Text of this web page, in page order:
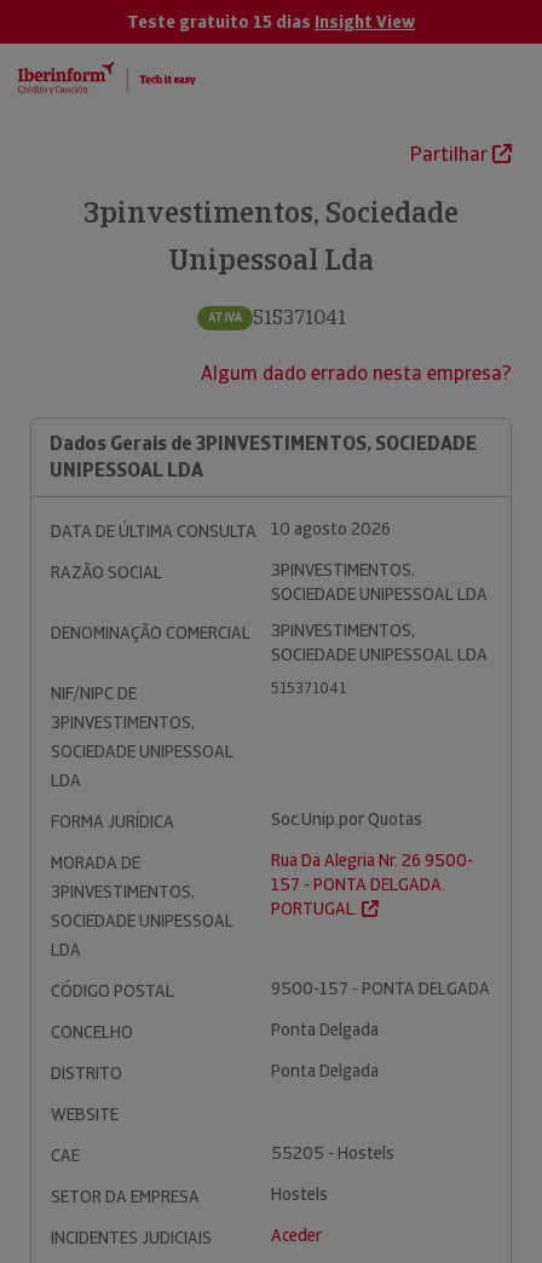
Teste gratuito 15 dias Insight View
Partilhar
3pinvestimentos, Sociedade
Unipessoal Lda
ATIVA 515371041
Algum dado errado nesta empresa?
Dados Gerais de 3PINVESTIMENTOS, SOCIEDADE
UNIPESSOAL LDA
DATA DE ÚLTIMA CONSULTA
10 agosto 2026
RAZÃO SOCIAL
3PINVESTIMENTOS,
SOCIEDADE UNIPESSOAL LDA
DENOMINAÇÃO COMERCIAL
3PINVESTIMENTOS,
SOCIEDADE UNIPESSOAL LDA
NIF/NIPC DE
3PINVESTIMENTOS,
SOCIEDADE UNIPESSOAL
LDA
515371041
FORMA JURÍDICA
Soc.Unip.por Quotas
MORADA DE
3PINVESTIMENTOS,
SOCIEDADE UNIPESSOAL
LDA
Rua Da Alegria Nr. 26 9500-
157 - PONTA DELGADA.
PORTUGAL.
CÓDIGO POSTAL
9500-157 - PONTA DELGADA
CONCELHO
Ponta Delgada
DISTRITO
Ponta Delgada
WEBSITE
CAE
55205 - Hostels
SETOR DA EMPRESA
Hostels
INCIDENTES JUDICIAIS
Aceder